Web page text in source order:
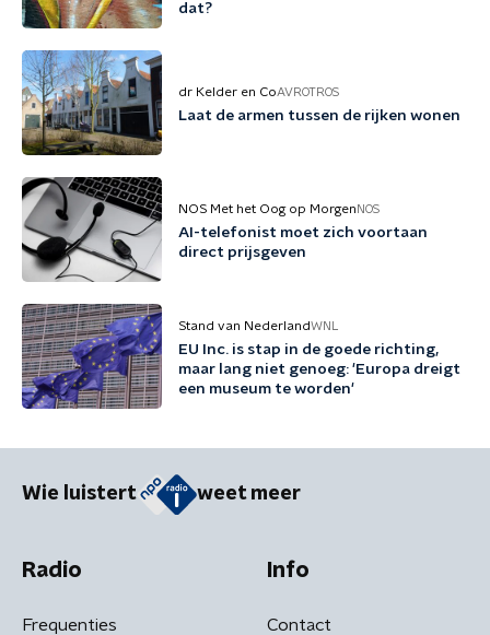
dat?
dr Kelder en CoAVROTROS
Laat de armen tussen de rijken wonen
NOS Met het Oog op Morgen NOS
AI-telefonist moet zich voortaan
direct prijsgeven
Stand van NederlandWNL
EU Inc. is stap in de goede richting,
maar lang niet genoeg: 'Europa dreigt
een museum te worden'
Wie luistert weet meer
Radio
Frequenties
Info
Contact